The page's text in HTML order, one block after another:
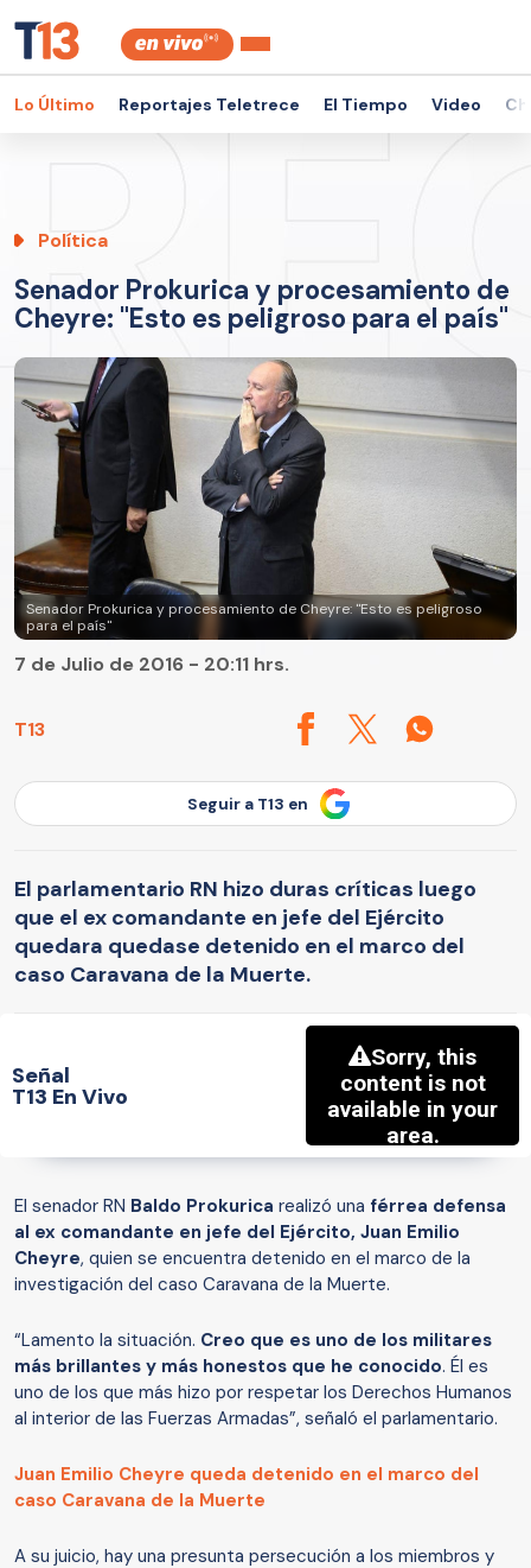
Lo Último Reportajes Teletrece El Tiempo Video
Política
Senador Prokurica y procesamiento de
Cheyre: "Esto es peligroso para el país"
Senador Prokurica y procesamiento de Cheyre: "Esto es peligroso
para el país"
T13
7 de Julio de 2016 - 20:11 hrs.
Seguir a T13 en
El parlamentario RN hizo duras críticas luego
que el ex comandante en jefe del Ejército
quedara quedase detenido en el marco del
caso Caravana de la Muerte.
Señal
T13 En Vivo
El senador RN Baldo Prokurica realizó una férrea defensa
al ex comandante en jefe del Ejército, Juan Emilio
Cheyre, quien se encuentra detenido en el marco de la
investigación del caso Caravana de la Muerte.
“Lamento la situación. Creo que es uno de los militares
más brillantes y más honestos que he conocido. Él es
uno de los que más hizo por respetar los Derechos Humanos
al interior de las Fuerzas Armadas”, señaló el parlamentario.
Juan Emilio Cheyre queda detenido en el marco del
caso Caravana de la Muerte
A su juicio, hay una presunta persecución a los miembros y